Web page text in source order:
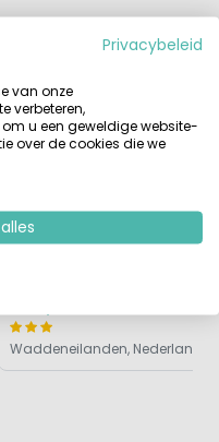
Bekeken
Waddeneilanden, Nederland
Privacybeleid
van onze
verbeteren,
u een geweldige website-
over de cookies die we